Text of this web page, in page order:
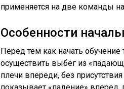
применяется на две команды
Особенности
Перед тем как начать
осуществить выбег из
плечи впереди, без